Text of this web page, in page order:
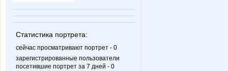
Статистика портрета:
сейчас просматривают портрет - 0
зарегистрированные пользователи
посетившие портрет за 7 дней - 0